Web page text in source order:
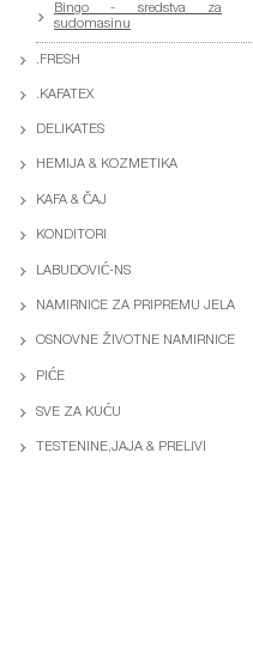
Bingo - sredstva za
sudomasinu
.FRESH
.KAFATEX
DELIKATES
HEMIJA & KOZMETIKA
KAFA & ČAJ
KONDITORI
LABUDOVIĆ-NS
NAMIRNICE ZA PRIPREMU JELA
OSNOVNE ŽIVOTNE NAMIRNICE
PIĆE
SVE ZA KUĆU
TESTENINE,JAJA & PRELIVI